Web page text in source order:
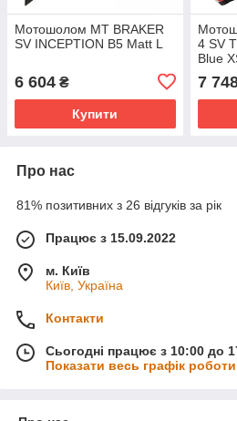
Мотошолом MT BRAKER
SV INCEPTION B5 Matt L
6 604 ₴
Купити
4 SV
Blue
7
Про нас
81% позитивних з 26 відгуків за рік
Працює з 15.09.2022
м. Київ
Київ, Україна
Контакти
Сьогодні працює з 10:00 до
Показати весь графік роботи